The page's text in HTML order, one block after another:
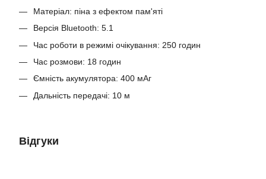
Матеріал: піна з ефектом пам'яті
Версія Bluetooth: 5.1
Час роботи в режимі очікування: 250 годин
Час розмови: 18 годин
Ємність акумулятора: 400 мАг
Дальність передачі: 10 м
Відгуки